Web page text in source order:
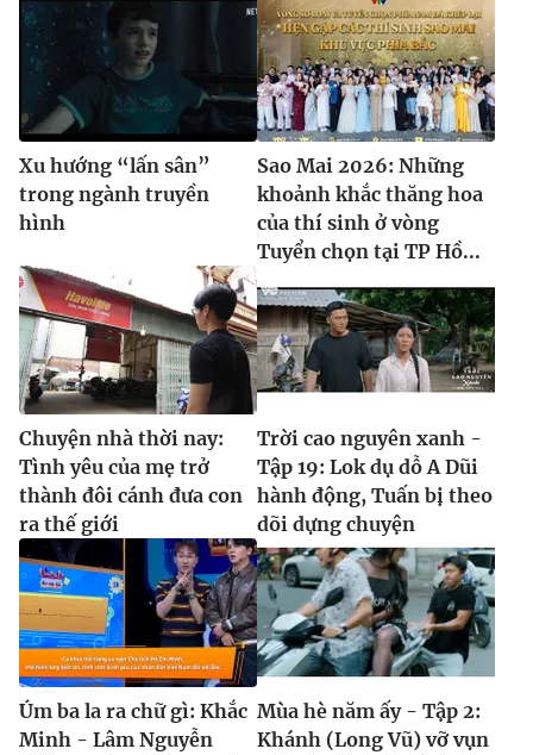
Xu hướng “lấn sân”
trong ngành truyền
hình
Sao Mai 2026: Những
khoảnh khắc thăng hoa
của thí sinh ở vòng
Tuyển chọn tại TP Hồ...
Chuyện nhà thời nay:
Tình yêu của mẹ trở
thành đôi cánh đưa con
ra thế giới
Trời cao nguyên xanh -
Tập 19: Lok dụ dỗ A Dũi
hành động, Tuấn bị theo
dõi dựng chuyện
Úm ba la ra chữ gì: Khắc
Minh - Lâm Nguyễn
Mùa hè năm ấy - Tập 2:
Khánh (Long Vũ) vỡ vụn